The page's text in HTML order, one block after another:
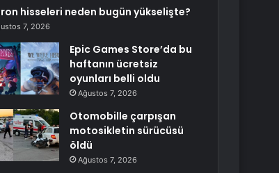
hisseleri neden bugün yükselişte?
7, 2026
Epic Games Store’da bu
haftanın ücretsiz
oyunları belli oldu
Ağustos 7, 2026
Otomobille çarpışan
motosikletin sürücüsü
öldü
Ağustos 7, 2026